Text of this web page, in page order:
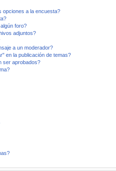
opciones a la encuesta?
foro?
adjuntos?
a un moderador?
en la publicación de temas?
ser aprobados?